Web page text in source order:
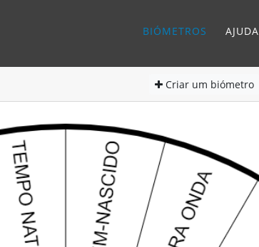
BIÓMETROS AJUDA
Criar um biómetro